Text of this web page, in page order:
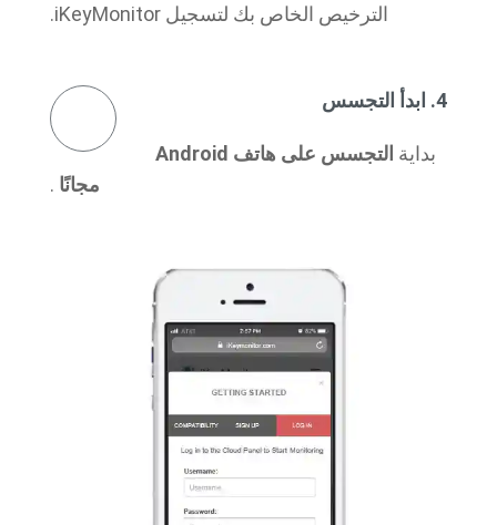
الترخيص الخاص بك لتسجيل iKeyMonitor.
4. ابدأ التجسس
بداية
التجسس على هاتف Android
مجانًا .